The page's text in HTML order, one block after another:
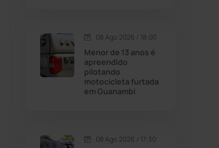
Contendas do Sincorá (79)
Cordeiros
Educação (232)
08 Ago 2026 / 18:00
Menor de 13 anos é
apreendido
pilotando
motocicleta furtada
em Guanambi
08 Ago 2026 / 17:30